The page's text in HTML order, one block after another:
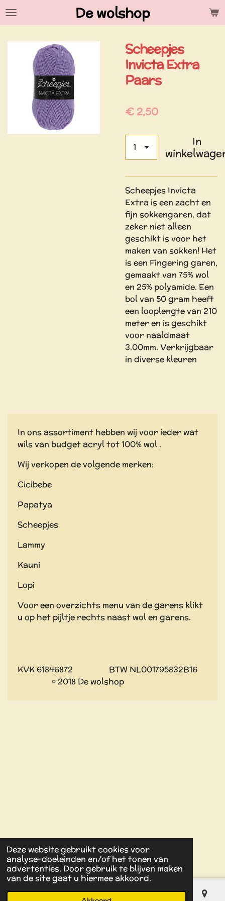
Deze website gebruikt cookies voor
analyse-doeleinden en/of het tonen van
advertenties. Door gebruik te blijven maken
van de site gaat u hiermee akkoord.
Ga
hoofdinhoud
De wolshop
Scheepjes
Invicta Extra
Paars
€ 2,50
In
Scheepjes Invicta
Extra is een zacht en
fijn sokkengaren, dat
zeker niet alleen
geschikt is voor het
maken van sokken! Het
is een Fingering garen,
gemaakt van 75% wol
en 25% polyamide. Een
bol van 50 gram heeft
een looplengte van 210
meter en is geschikt
voor naaldmaat
3.00mm. Verkrijgbaar
in diverse kleuren
In ons assortiment hebben wij voor ieder wat
wils van budget acryl tot 100% wol .
Wij verkopen de volgende merken:
Cicibebe
Papatya
Scheepjes
Lammy
Kauni
Lopi
Voor een overzichts menu van de garens klikt
u op het pijltje rechts naast wol en garens.
KVK 61846872 BTW NL001795832B16
© 2018 De wolshop